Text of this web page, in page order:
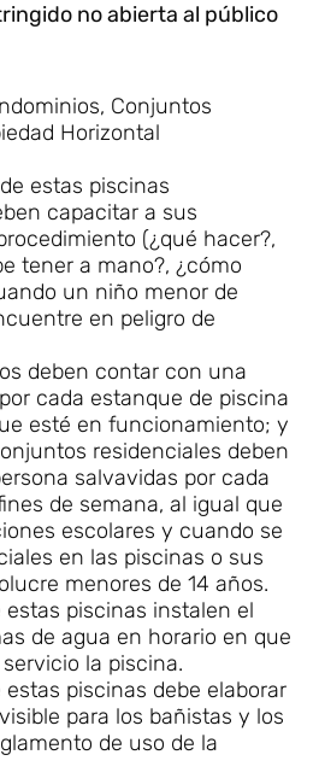
no abierta al público
Conjuntos
Horizontal
estas piscinas
capacitar a sus
(¿qué hacer?,
tener a mano?, ¿cómo
un niño menor de
en peligro de
deben contar con una
cada estanque de piscina
esté en funcionamiento; y
residenciales deben
salvavidas por cada
de semana, al igual que
escolares y cuando se
en las piscinas o sus
menores de 14 años.
estas piscinas instalen el
de agua en horario en que
la piscina.
piscinas debe elaborar
para los bañistas y los
de uso de la